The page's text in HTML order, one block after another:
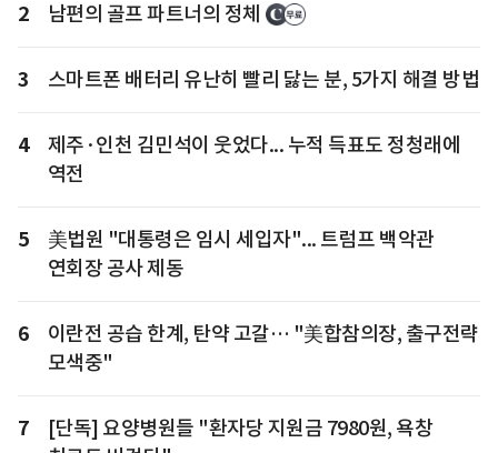
2 남편의 골프 파트너의 정체
3 스마트폰 배터리 유난히 빨리 닳는 분, 5가지 해결 방법
4
제주·인천 김민석이 웃었다... 누적 득표도 정청래에
역전
5
美법원 "대통령은 임시 세입자"... 트럼프 백악관
연회장 공사 제동
6
이란전 공습 한계, 탄약 고갈… "美합참의장, 출구전략
모색중"
7
[단독] 요양병원들 "환자당 지원금 7980원, 욕창